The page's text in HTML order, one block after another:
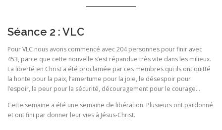
Séance 2 : VLC
Pour VLC nous avons commencé avec 204 personnes pour finir avec
453, parce que cette nouvelle s’est répandue très vite dans les milieux.
La liberté en Christ a été proclamée par ces membres qui ils ont quitté
la honte pour la paix, l’amertume pour la joie, le désespoir pour
l’espoir, la peur pour la sécurité, découragement pour le courage…
Cette semaine a été une semaine de libération. Plusieurs ont pardonné
et ont fini par donner leur vies à Jésus-Christ.